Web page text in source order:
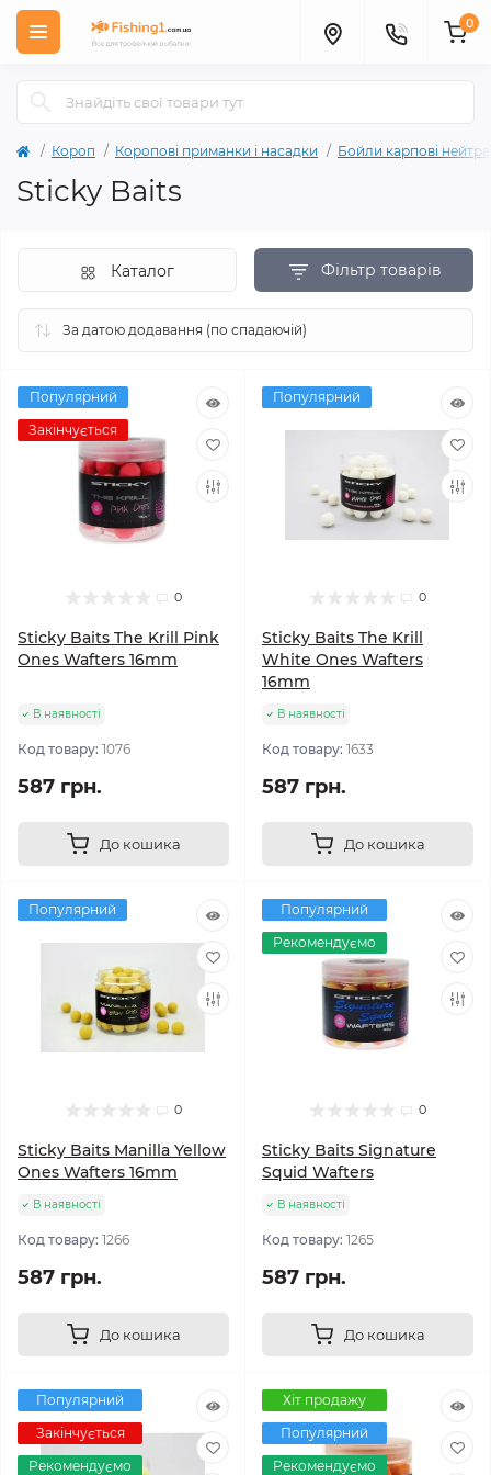
0
Короп Коропові приманки і насадки Бойли карпові
Sticky Baits
Фільтр товарів
Каталог
Популярний
Закінчується
0
Sticky Baits The Krill Pink
Ones Wafters 16mm
В наявності
Код товару: 1076
587 грн.
До кошика
Популярний
0
Sticky Baits The Krill
White Ones Wafters
16mm
В наявності
Код товару: 1633
587 грн.
До кошика
Популярний
0
Sticky Baits Manilla Yellow
Ones Wafters 16mm
В наявності
Код товару: 1266
587 грн.
До кошика
Популярний
Рекомендуємо
0
Sticky Baits Signature
Squid Wafters
В наявності
Код товару: 1265
587 грн.
До кошика
Популярний
Закінчується
Рекомендуємо
Хіт продажу
Популярний
Рекомендуємо